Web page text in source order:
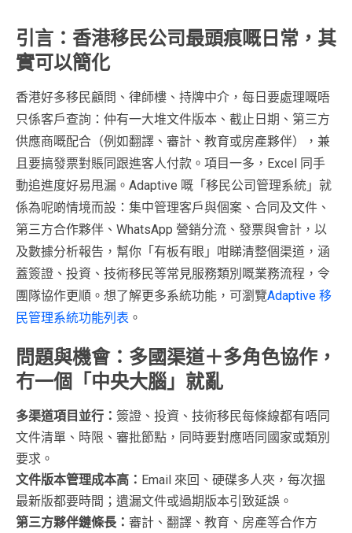
引言：香港移民公司最頭痕嘅日常，其
實可以簡化
香港好多移民顧問、律師樓、持牌中介，每日要處理嘅唔
只係客戶查詢：仲有一大堆文件版本、截止日期、第三方
供應商嘅配合（例如翻譯、審計、教育或房產夥伴），兼
且要搞發票對賬同跟進客人付款。項目一多，Excel 同手
動追進度好易甩漏。Adaptive 嘅「移民公司管理系統」就
係為呢啲情境而設：集中管理客戶與個案、合同及文件、
第三方合作夥伴、WhatsApp 營銷分流、發票與會計，以
及數據分析報告，幫你「有板有眼」咁睇清整個渠道，涵
蓋簽證、投資、技術移民等常見服務類別嘅業務流程，令
團隊協作更順。想了解更多系統功能，可瀏覽Adaptive 移
民管理系統功能列表 。
問題與機會：多國渠道＋多角色協作，
冇一個「中央大腦」就亂
多渠道項目並行： 簽證、投資、技術移民每條線都有唔同
文件清單、時限、審批節點，同時要對應唔同國家或類別
要求。
文件版本管理成本高： Email 來回、硬碟多人夾，每次搵
最新版都要時間；遺漏文件或過期版本引致延誤。
第三方夥伴鏈條長： 審計、翻譯、教育、房產等合作方